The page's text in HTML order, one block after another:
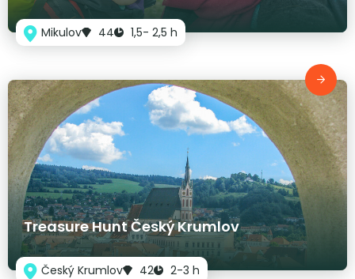
Mikulov 44 1,5- 2,5 h
Treasure Hunt Český Krumlov
Český Krumlov 42 2-3 h